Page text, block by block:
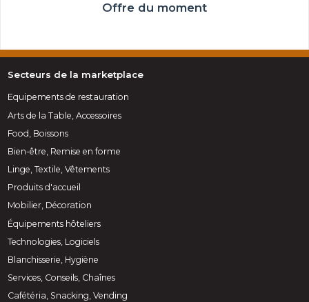
Offre du moment
Secteurs de la marketplace
Equipements de restauration
Arts de la Table, Accessoires
Food, Boissons
Bien-être, Remise en forme
Linge, Textile, Vêtements
Produits d'accueil
Mobilier, Décoration
Équipements hôteliers
Technologies, Logiciels
Blanchisserie, Hygiène
Services, Conseils, Chaînes
Cafétéria, Snacking, Vending